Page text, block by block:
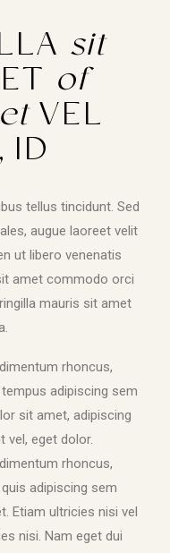
sit
of
etVEL
ID
tellus tincidunt. Sed
augue laoreet velit
ut libero venenatis
amet commodo orci
mauris sit amet
rhoncus,
adipiscing sem
sit amet, adipiscing
vel, eget dolor.
rhoncus,
adipiscing sem
Etiam ultricies nisi vel
nisi. Nam eget dui